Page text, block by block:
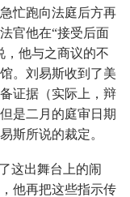
忙跑向法庭后方再
官他在“接受后面
，他与之商议的不
。刘易斯收到了美
证据（实际上，辩
是二月的庭审日期
斯所说的裁定。
这出舞台上的闹
他再把这些指示传